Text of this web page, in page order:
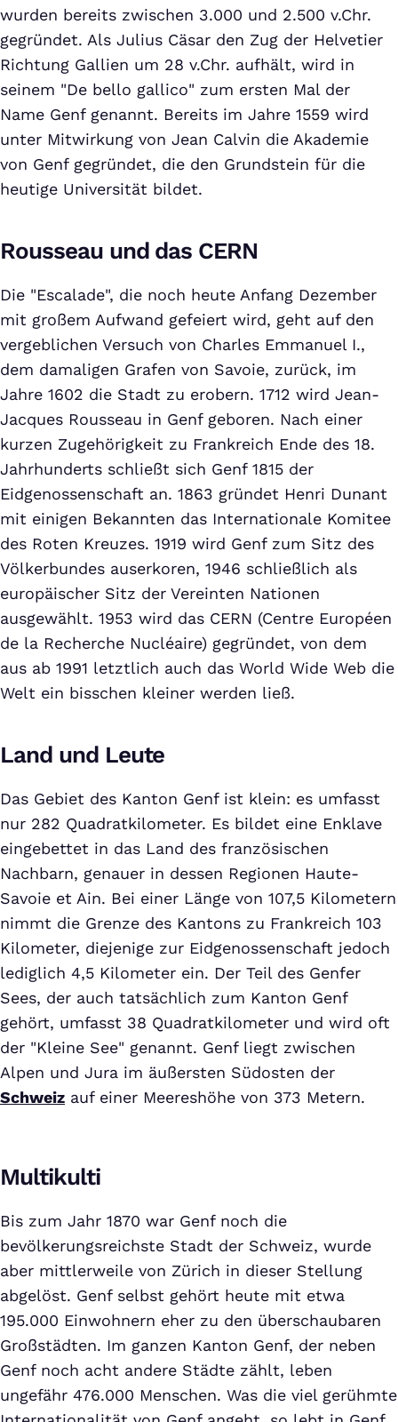
wurden bereits zwischen 3.000 und 2.500 v.Chr.
gegründet. Als Julius Cäsar den Zug der Helvetier
Richtung Gallien um 28 v.Chr. aufhält, wird in
seinem "De bello gallico" zum ersten Mal der
Name Genf genannt. Bereits im Jahre 1559 wird
unter Mitwirkung von Jean Calvin die Akademie
von Genf gegründet, die den Grundstein für die
heutige Universität bildet.
Rousseau und das CERN
Die "Escalade", die noch heute Anfang Dezember
mit großem Aufwand gefeiert wird, geht auf den
vergeblichen Versuch von Charles Emmanuel I.,
dem damaligen Grafen von Savoie, zurück, im
Jahre 1602 die Stadt zu erobern. 1712 wird Jean-
Jacques Rousseau in Genf geboren. Nach einer
kurzen Zugehörigkeit zu Frankreich Ende des 18.
Jahrhunderts schließt sich Genf 1815 der
Eidgenossenschaft an. 1863 gründet Henri Dunant
mit einigen Bekannten das Internationale Komitee
des Roten Kreuzes. 1919 wird Genf zum Sitz des
Völkerbundes auserkoren, 1946 schließlich als
europäischer Sitz der Vereinten Nationen
ausgewählt. 1953 wird das CERN (Centre Européen
de la Recherche Nucléaire) gegründet, von dem
aus ab 1991 letztlich auch das World Wide Web die
Welt ein bisschen kleiner werden ließ.
Land und Leute
Das Gebiet des Kanton Genf ist klein: es umfasst
nur 282 Quadratkilometer. Es bildet eine Enklave
eingebettet in das Land des französischen
Nachbarn, genauer in dessen Regionen Haute-
Savoie et Ain. Bei einer Länge von 107,5 Kilometern
nimmt die Grenze des Kantons zu Frankreich 103
Kilometer, diejenige zur Eidgenossenschaft jedoch
lediglich 4,5 Kilometer ein. Der Teil des Genfer
Sees, der auch tatsächlich zum Kanton Genf
gehört, umfasst 38 Quadratkilometer und wird oft
der "Kleine See" genannt. Genf liegt zwischen
Alpen und Jura im äußersten Südosten der
Schweiz auf einer Meereshöhe von 373 Metern.
Multikulti
Bis zum Jahr 1870 war Genf noch die
bevölkerungsreichste Stadt der Schweiz, wurde
aber mittlerweile von Zürich in dieser Stellung
abgelöst. Genf selbst gehört heute mit etwa
195.000 Einwohnern eher zu den überschaubaren
Großstädten. Im ganzen Kanton Genf, der neben
Genf noch acht andere Städte zählt, leben
ungefähr 476.000 Menschen. Was die viel gerühmte